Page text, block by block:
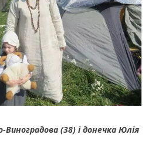
Виноградова (38) і донечка Юлія